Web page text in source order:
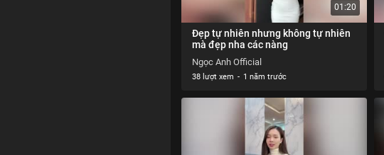
01:20
Đẹp tự nhiên nhưng không tự nhiên
mà đẹp nha các nàng
Ngọc Anh Official
38 lượt xem - 1 năm trước